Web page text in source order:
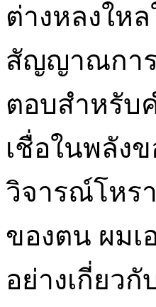
ต่างหลงให
สัญญาณการ
ตอบสำหรับ
เชื่อในพลัง
วิจารณ์โหร
ของตน ผมเ
อย่างเกี่ยว